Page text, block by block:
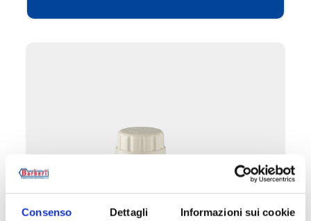
Consenso Dettagli Informazioni sui cookie